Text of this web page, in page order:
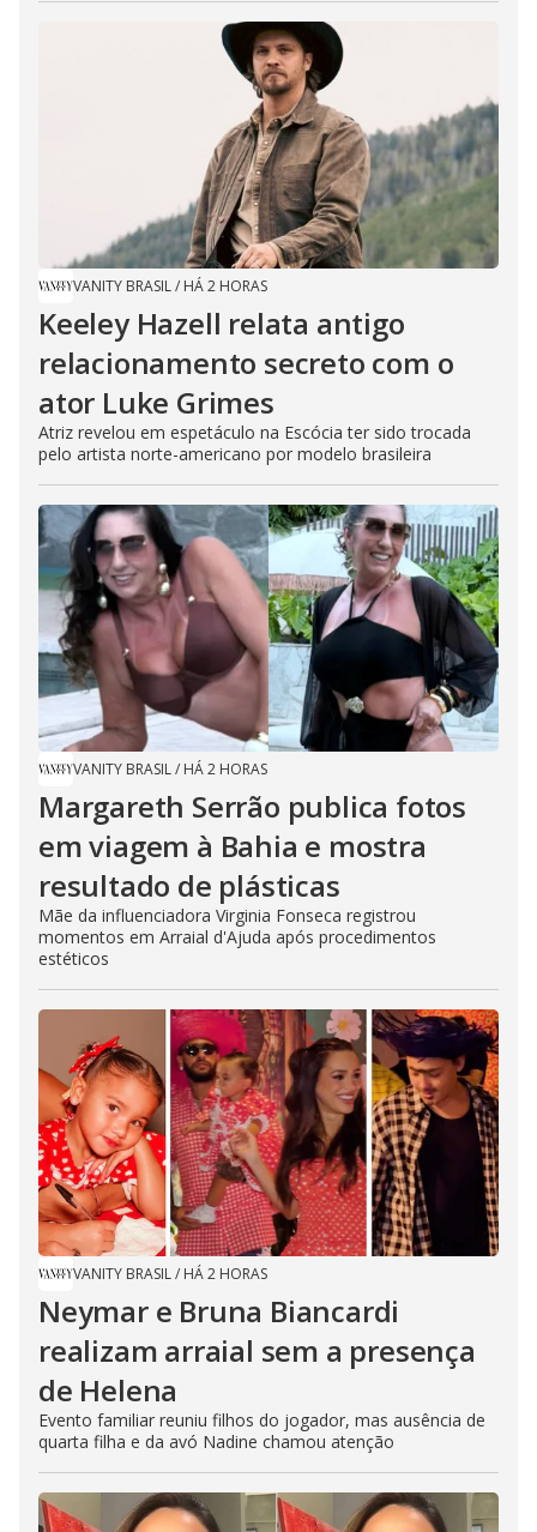
VANITY BRASIL/ HÁ 2 HORAS
Keeley Hazell relata antigo
relacionamento secreto com o
ator Luke Grimes
Atriz revelou em espetáculo na Escócia ter sido trocada
pelo artista norte-americano por modelo brasileira
VANITY BRASIL/ HÁ 2 HORAS
Margareth Serrão publica fotos
em viagem à Bahia e mostra
resultado de plásticas
Mãe da influenciadora Virginia Fonseca registrou
momentos em Arraial d'Ajuda após procedimentos
estéticos
VANITY BRASIL/ HÁ 2 HORAS
Neymar e Bruna Biancardi
realizam arraial sem a presença
de Helena
Evento familiar reuniu filhos do jogador, mas ausência de
quarta filha e da avó Nadine chamou atenção